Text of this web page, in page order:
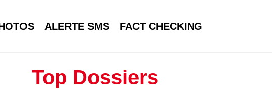
ALERTE SMS FACT CHECKING
Top Dossiers